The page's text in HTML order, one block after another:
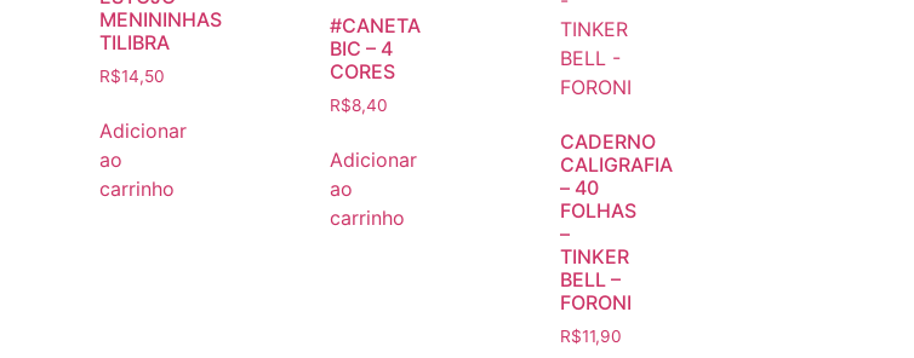
MENININHAS
TILIBRA
R$14,50
Adicionar
ao
carrinho
#CANETA
BIC – 4
CORES
R$8,40
Adicionar
ao
carrinho
CADERNO
CALIGRAFIA
– 40
FOLHAS
–
TINKER
BELL –
FORONI
R$11,90